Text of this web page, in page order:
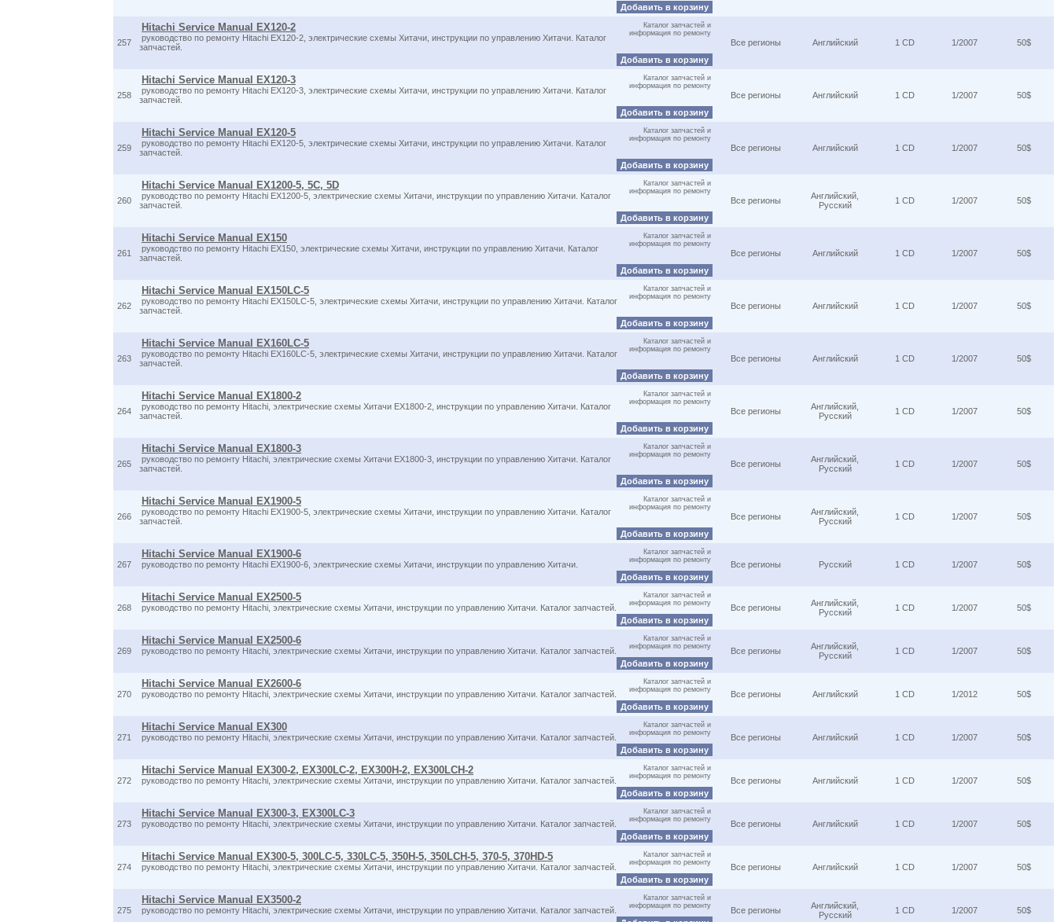
Добавить в корзину
257
Hitachi Service Manual EX120-2
руководство по ремонту Hitachi EX120-2, электрические схемы Хитачи, инструкции по управлению Хитачи. Каталог
запчастей.
Каталог запчастей и
информация по ремонту
Добавить в корзину
Все регионы Английский 1 CD 1/2007 50$
258
Hitachi Service Manual EX120-3
руководство по ремонту Hitachi EX120-3, электрические схемы Хитачи, инструкции по управлению Хитачи. Каталог
запчастей.
Каталог запчастей и
информация по ремонту
Добавить в корзину
Все регионы Английский 1 CD 1/2007 50$
259
Hitachi Service Manual EX120-5
руководство по ремонту Hitachi EX120-5, электрические схемы Хитачи, инструкции по управлению Хитачи. Каталог
запчастей.
Каталог запчастей и
информация по ремонту
Добавить в корзину
Все регионы Английский 1 CD 1/2007 50$
260
Hitachi Service Manual EX1200-5, 5C, 5D
руководство по ремонту Hitachi EX1200-5, электрические схемы Хитачи, инструкции по управлению Хитачи. Каталог
запчастей.
Каталог запчастей и
информация по ремонту
Добавить в корзину
Все регионы
Английский,
Русский
1 CD 1/2007 50$
261
Hitachi Service Manual EX150
руководство по ремонту Hitachi EX150, электрические схемы Хитачи, инструкции по управлению Хитачи. Каталог
запчастей.
Каталог запчастей и
информация по ремонту
Добавить в корзину
Все регионы Английский 1 CD 1/2007 50$
262
Hitachi Service Manual EX150LC-5
руководство по ремонту Hitachi EX150LC-5, электрические схемы Хитачи, инструкции по управлению Хитачи. Каталог
запчастей.
Каталог запчастей и
информация по ремонту
Добавить в корзину
Все регионы Английский 1 CD 1/2007 50$
263
Hitachi Service Manual EX160LC-5
руководство по ремонту Hitachi EX160LC-5, электрические схемы Хитачи, инструкции по управлению Хитачи. Каталог
запчастей.
Каталог запчастей и
информация по ремонту
Добавить в корзину
Все регионы Английский 1 CD 1/2007 50$
264
Hitachi Service Manual EX1800-2
руководство по ремонту Hitachi, электрические схемы Хитачи EX1800-2, инструкции по управлению Хитачи. Каталог
запчастей.
Каталог запчастей и
информация по ремонту
Добавить в корзину
Все регионы
Английский,
Русский
1 CD 1/2007 50$
265
Hitachi Service Manual EX1800-3
руководство по ремонту Hitachi, электрические схемы Хитачи EX1800-3, инструкции по управлению Хитачи. Каталог
запчастей.
Каталог запчастей и
информация по ремонту
Добавить в корзину
Все регионы
Английский,
Русский
1 CD 1/2007 50$
266
Hitachi Service Manual EX1900-5
руководство по ремонту Hitachi EX1900-5, электрические схемы Хитачи, инструкции по управлению Хитачи. Каталог
запчастей.
Каталог запчастей и
информация по ремонту
Добавить в корзину
Все регионы
Английский,
Русский
1 CD 1/2007 50$
267
Hitachi Service Manual EX1900-6
руководство по ремонту Hitachi EX1900-6, электрические схемы Хитачи, инструкции по управлению Хитачи.
Каталог запчастей и
информация по ремонту
Добавить в корзину
Все регионы Русский 1 CD 1/2007 50$
268
Hitachi Service Manual EX2500-5
руководство по ремонту Hitachi, электрические схемы Хитачи, инструкции по управлению Хитачи. Каталог запчастей.
Каталог запчастей и
информация по ремонту
Добавить в корзину
Все регионы
Английский,
Русский
1 CD 1/2007 50$
269
Hitachi Service Manual EX2500-6
руководство по ремонту Hitachi, электрические схемы Хитачи, инструкции по управлению Хитачи. Каталог запчастей.
Каталог запчастей и
информация по ремонту
Добавить в корзину
Все регионы
Английский,
Русский
1 CD 1/2007 50$
270
Hitachi Service Manual EX2600-6
руководство по ремонту Hitachi, электрические схемы Хитачи, инструкции по управлению Хитачи. Каталог запчастей.
Каталог запчастей и
информация по ремонту
Добавить в корзину
Все регионы Английский 1 CD 1/2012 50$
271
Hitachi Service Manual EX300
руководство по ремонту Hitachi, электрические схемы Хитачи, инструкции по управлению Хитачи. Каталог запчастей.
Каталог запчастей и
информация по ремонту
Добавить в корзину
Все регионы Английский 1 CD 1/2007 50$
272
Hitachi Service Manual EX300-2, EX300LC-2, EX300H-2, EX300LCH-2
руководство по ремонту Hitachi, электрические схемы Хитачи, инструкции по управлению Хитачи. Каталог запчастей.
Каталог запчастей и
информация по ремонту
Добавить в корзину
Все регионы Английский 1 CD 1/2007 50$
273
Hitachi Service Manual EX300-3, EX300LC-3
руководство по ремонту Hitachi, электрические схемы Хитачи, инструкции по управлению Хитачи. Каталог запчастей.
Каталог запчастей и
информация по ремонту
Добавить в корзину
Все регионы Английский 1 CD 1/2007 50$
274
Hitachi Service Manual EX300-5, 300LC-5, 330LC-5, 350H-5, 350LCH-5, 370-5, 370HD-5
руководство по ремонту Hitachi, электрические схемы Хитачи, инструкции по управлению Хитачи. Каталог запчастей.
Каталог запчастей и
информация по ремонту
Добавить в корзину
Все регионы Английский 1 CD 1/2007 50$
275
Hitachi Service Manual EX3500-2
руководство по ремонту Hitachi, электрические схемы Хитачи, инструкции по управлению Хитачи. Каталог запчастей.
Каталог запчастей и
информация по ремонту
Все регионы
Английский,
Русский
1 CD 1/2007 50$